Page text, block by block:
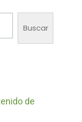
Buscar
de